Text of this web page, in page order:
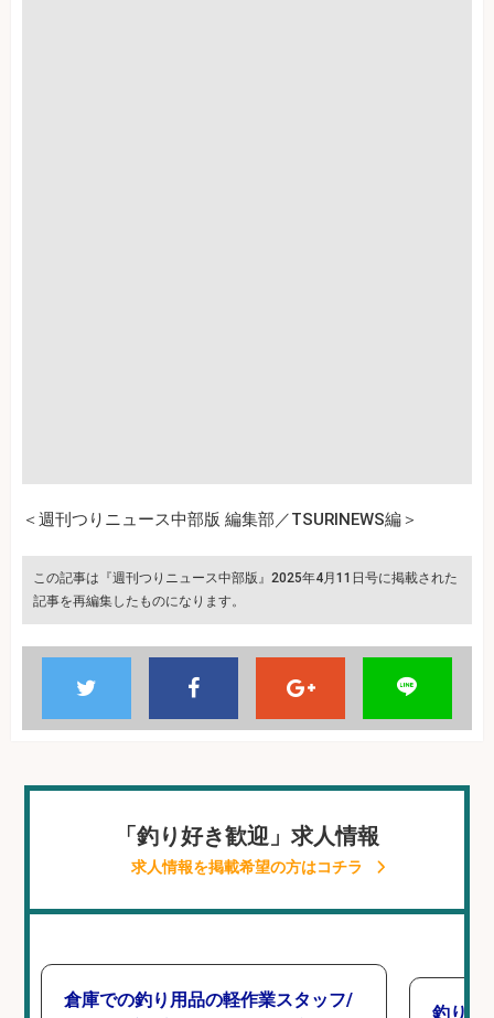
＜週刊つりニュース中部版 編集部／TSURINEWS編＞
この記事は『週刊つりニュース中部版』2025年4月11日号に掲載された
記事を再編集したものになります。
「釣り好き歓迎」求人情報
求人情報を掲載希望の方はコチラ
倉庫での釣り用品の軽作業スタッフ/
釣り具